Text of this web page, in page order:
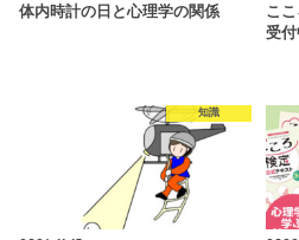
体内時計の日と心理学の関係
こ
受付
知識